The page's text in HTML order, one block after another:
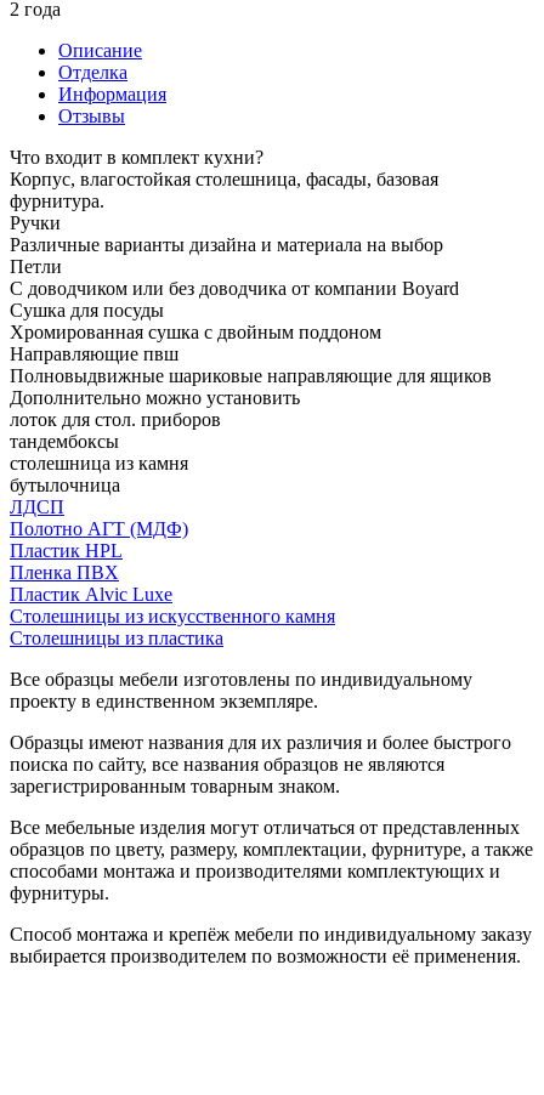
2 года
Описание
Отделка
Информация
Отзывы
Что входит в комплект кухни?
Корпус, влагостойкая столешница, фасады, базовая
фурнитура.
Ручки
Различные варианты дизайна и материала на выбор
Петли
С доводчиком или без доводчика от компании Boyard
Сушка для посуды
Хромированная сушка с двойным поддоном
Направляющие пвш
Полновыдвижные шариковые направляющие для ящиков
Дополнительно можно установить
лоток для стол. приборов
тандембоксы
столешница из камня
бутылочница
ЛДСП
Полотно АГТ (МДФ)
Пластик HPL
Пленка ПВХ
Пластик Alvic Luxe
Столешницы из искусственного камня
Столешницы из пластика
Все образцы мебели изготовлены по индивидуальному
проекту в единственном экземпляре.
Образцы имеют названия для их различия и более быстрого
поиска по сайту, все названия образцов не являются
зарегистрированным товарным знаком.
Все мебельные изделия могут отличаться от представленных
образцов по цвету, размеру, комплектации, фурнитуре, а также
способами монтажа и производителями комплектующих и
фурнитуры.
Способ монтажа и крепёж мебели по индивидуальному заказу
выбирается производителем по возможности её применения.